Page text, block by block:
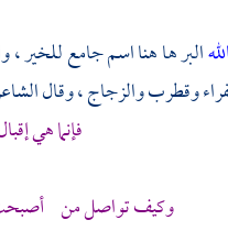
البر ها هنا اسم جامع للخير
وقطربوالزجاج، وقال
فإنما هي
وكيف تواصل من